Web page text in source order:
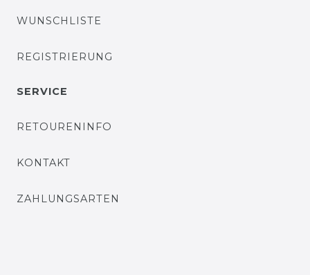
WUNSCHLISTE
REGISTRIERUNG
SERVICE
RETOURENINFO
KONTAKT
ZAHLUNGSARTEN